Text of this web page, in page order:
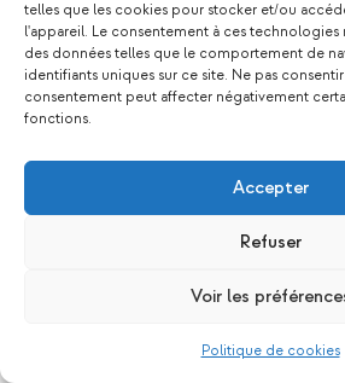
telles que les cookies pour stocker et/ou
l'appareil. Le consentement à ces
des données telles que le comportement de
identifiants uniques sur ce site. Ne pas
consentement peut affecter négativement
fonctions.
Accepter
Refuser
Voir les
Politique de cookies